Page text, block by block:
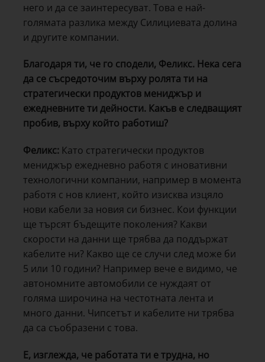
него и да се заинтересуват. Това е най-
голямата разлика между Силициевата долина
и другите компании.
Благодаря ти, че го сподели, Феликс. Нека сега
да се съсредоточим върху ролята ти на
стратегически продуктов мениджър и
ежедневните ти дейности. Какъв е следващият
пробив, върху който работиш?
Феликс: Като стратегически продуктов
мениджър ежедневно работя с иновативни
технологични компании, например в момента
работя с нов клиент, който изисква изцяло
нови кабели за новия си бизнес. Кои функции
ще търсят бъдещите поколения? Какви
скорости на данни ще трябва да поддържат
кабелите ни? Какво ще се случи след може би
5 или 10 години? Например вече е видимо, че
автономните автомобили се нуждаят от
голяма широчина на честотната лента и
много данни. Чипсетът и кабелите ни трябва
да са съобразени с това.
Е, изглежда, че работата ти е трудна, но